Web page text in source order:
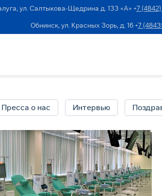
ул. Салтыкова-Щедрина д. 133 «А» +7
Обнинск, ул. Красных Зорь, д. 16 +7
Пресса о нас Интервью